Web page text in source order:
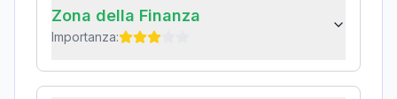
Zona della Finanza
Importanza: